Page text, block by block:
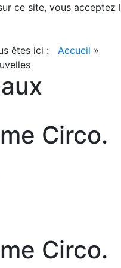
ce site, vous
êtes ici : Accueil »
Circo.
Circo.